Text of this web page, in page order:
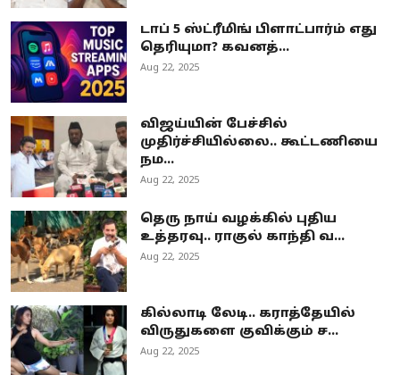
டாப் 5 ஸ்ட்ரீமிங் பிளாட்பார்ம் எது
தெரியுமா? கவனத்...
Aug 22, 2025
விஜய்யின் பேச்சில்
முதிர்ச்சியில்லை.. கூட்டணியை
நம...
Aug 22, 2025
தெரு நாய் வழக்கில் புதிய
உத்தரவு.. ராகுல் காந்தி வ...
Aug 22, 2025
கில்லாடி லேடி.. கராத்தேயில்
விருதுகளை குவிக்கும் ச...
Aug 22, 2025